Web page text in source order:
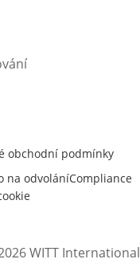
okně
obchodní podmínky
na odvoláníCompliance
WITT International